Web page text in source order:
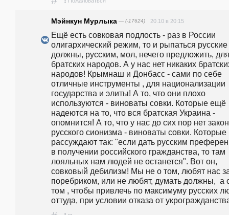
Мэйнкун Мурлыка — (-17624) 20.10 в 20:15
Ещё есть совковая подлость - раз в России
олигархический режим, то и рыпаться
должны, русским, мол, нечего предложить, для
братских народов. А у нас нет никаких
народов! Крымнаш и Донбасс - сами по себе
отличные инструменты , для национализации
государства и элиты! А то, что они плохо
используются - виноваты совки. Которые ещё
надеются на то, что вся братская Украина -
опомнится! А то, что у нас до сих пор нет
русского сионизма - виноваты совки. Которые
рассуждают так: "если дать русским
в получении российского гражданства, то там
лояльных нам людей не останется". Вот он,
совковый дебилизм! Мы не о том, любят нас
поребриком, или не любят, думать должны,  а
том , чтобы привлечь по максимуму русских
оттуда, при условии отказа от